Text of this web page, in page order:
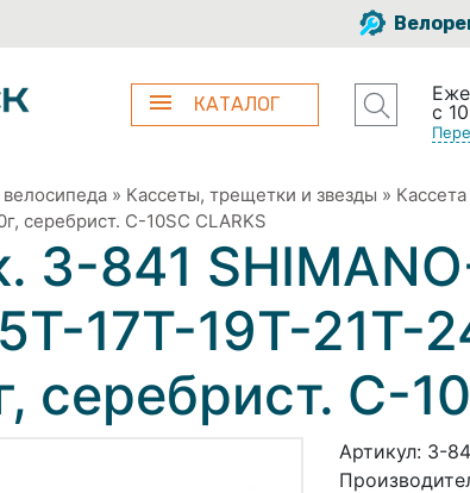
КАТАЛОГ
с
» Кассеты, трещетки и звезды »
серебрист. C-10SC CLARKS
3-841
17T-19T-
серебрист. C-
Артикул: 3-